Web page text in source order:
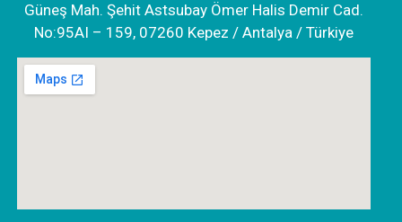
Güneş Mah. Şehit Astsubay Ömer Halis Demir Cad.
No:95AI – 159, 07260 Kepez / Antalya / Türkiye